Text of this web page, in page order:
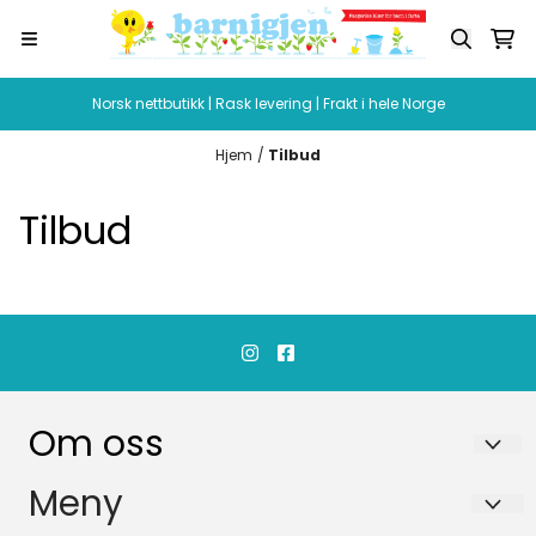
Hopp til innhold
Norsk nettbutikk | Rask levering | Frakt i hele Norge
Hjem / Tilbud
Tilbud
Om oss
barnigjen Lisbeth Bjørndal
Meny